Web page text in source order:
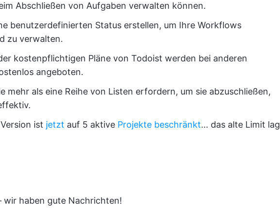
Abschließen von Aufgaben verwalten können.
benutzerdefinierten Status erstellen, um Ihre Workflows
zu verwalten.
kostenpflichtigen Pläne von Todoist werden bei anderen
angeboten.
mehr als eine Reihe von Listen erfordern, um sie abzuschließen,
ist jetzt auf 5 aktive Projekte beschränkt... das alte Limit lag
wir haben gute Nachrichten!